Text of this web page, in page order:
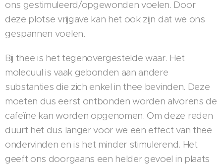
ons gestimuleerd/opgewonden voelen. Door
deze plotse vrijgave kan het ook zijn dat we ons
gespannen voelen.
Bij thee is het tegenovergestelde waar. Het
molecuul is vaak gebonden aan andere
substanties die zich enkel in thee bevinden. Deze
moeten dus eerst ontbonden worden alvorens de
cafeïne kan worden opgenomen. Om deze reden
duurt het dus langer voor we een effect van thee
ondervinden en is het minder stimulerend. Het
geeft ons doorgaans een helder gevoel in plaats